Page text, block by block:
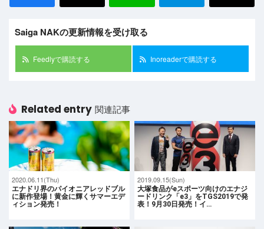
Saiga NAKの更新情報を受け取る
Feedlyで購読する Inoreaderで購読する
Related entry 関連記事
2020.06.11(Thu)
エナドリ界のパイオニアレッドブル
に新作登場！黄金に輝くサマーエデ
ィション発売！
2019.09.15(Sun)
大塚食品がeスポーツ向けのエナジ
ードリンク「e3」をTGS2019で発
表！9月30日発売！イ…